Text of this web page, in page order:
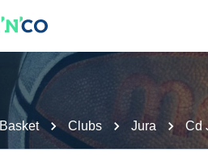
Basket Clubs Jura Cd